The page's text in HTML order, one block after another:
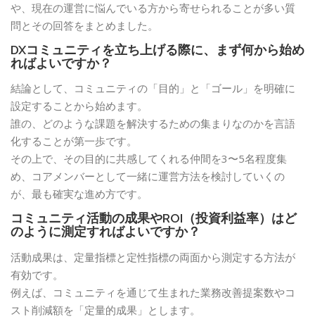
や、現在の運営に悩んでいる方から寄せられることが多い質
問とその回答をまとめました。
DXコミュニティを立ち上げる際に、まず何から始め
ればよいですか？
結論として、コミュニティの「目的」と「ゴール」を明確に
設定することから始めます。
誰の、どのような課題を解決するための集まりなのかを言語
化することが第一歩です。
その上で、その目的に共感してくれる仲間を3〜5名程度集
め、コアメンバーとして一緒に運営方法を検討していくの
が、最も確実な進め方です。
コミュニティ活動の成果やROI（投資利益率）はど
のように測定すればよいですか？
活動成果は、定量指標と定性指標の両面から測定する方法が
有効です。
例えば、コミュニティを通じて生まれた業務改善提案数やコ
スト削減額を「定量的成果」とします。